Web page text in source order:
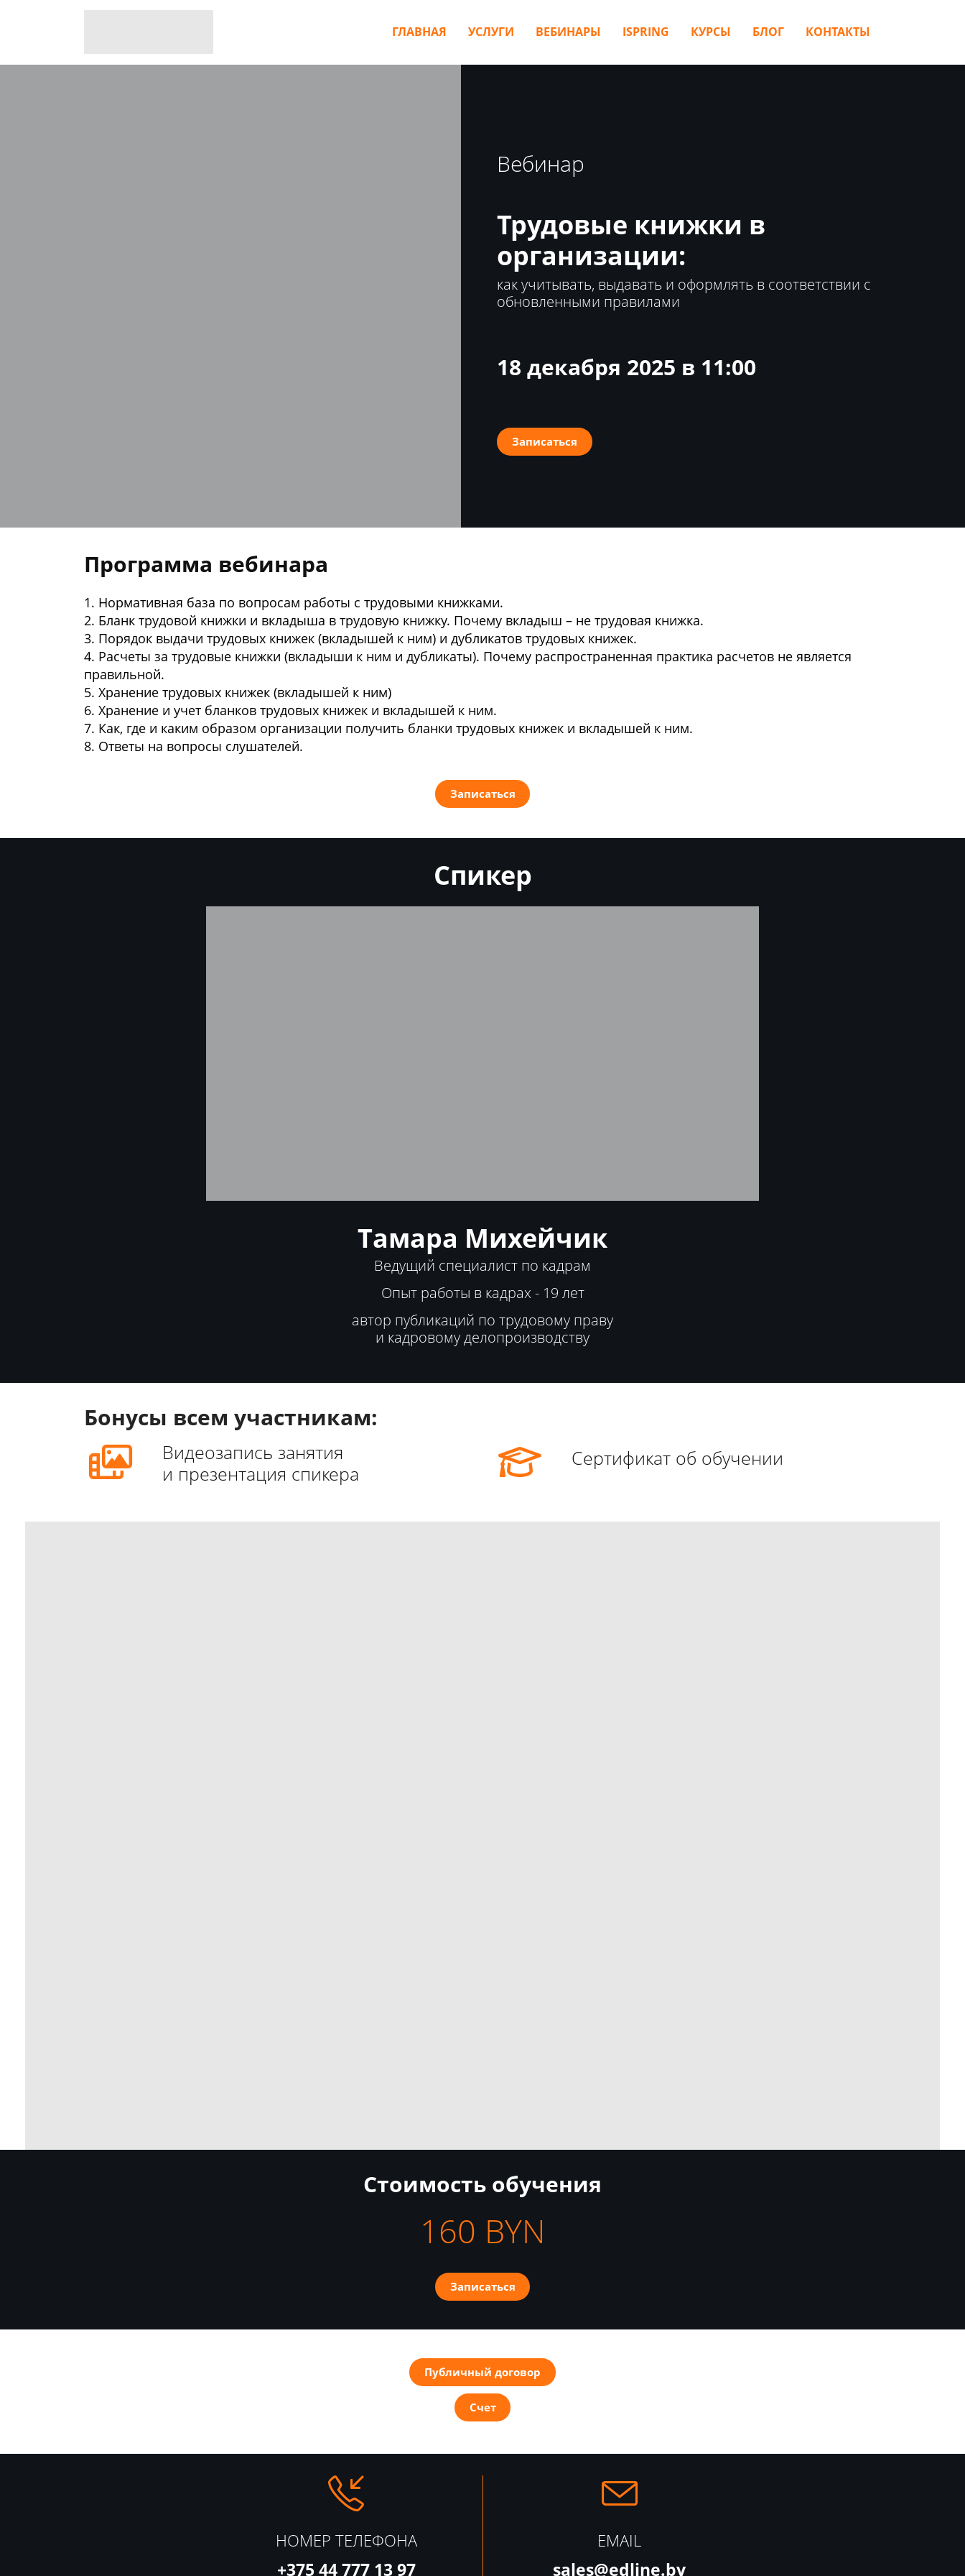
ГЛАВНАЯ УСЛУГИ ВЕБИНАРЫ ISPRING КУРСЫ БЛОГ КОНТАКТЫ
Вебинар
Трудовые книжки в
организации:
как учитывать, выдавать и оформлять в соответствии с
обновленными правилами
18 декабря 2025 в 11:00
Записаться
Программа вебинара
1. Нормативная база по вопросам работы с трудовыми книжками.
2. Бланк трудовой книжки и вкладыша в трудовую книжку. Почему вкладыш – не трудовая книжка.
3. Порядок выдачи трудовых книжек (вкладышей к ним) и дубликатов трудовых книжек.
4. Расчеты за трудовые книжки (вкладыши к ним и дубликаты). Почему распространенная практика расчетов не является
правильной.
5. Хранение трудовых книжек (вкладышей к ним)
6. Хранение и учет бланков трудовых книжек и вкладышей к ним.
7. Как, где и каким образом организации получить бланки трудовых книжек и вкладышей к ним.
8. Ответы на вопросы слушателей.
Записаться
Спикер
Тамара Михейчик
Ведущий специалист по кадрам
Опыт работы в кадрах - 19 лет
автор публикаций по трудовому праву
и кадровому делопроизводству
Бонусы всем участникам:
Видеозапись занятия
и презентация спикера
Сертификат об обучении
Стоимость обучения
160 BYN
Записаться
Публичный договор
Счет
НОМЕР ТЕЛЕФОНА
+375 44 777 13 97
EMAIL
sales@edline.by